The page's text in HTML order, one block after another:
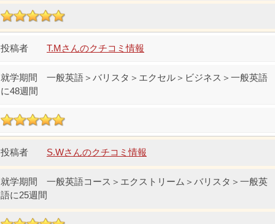
T.Mさんのクチコミ情報
一般英語＞バリスタ＞エクセル＞ビジネス＞一般英語
に48週間
S.Wさんのクチコミ情報
一般英語コース＞エクストリーム＞バリスタ＞一般英
語に25週間